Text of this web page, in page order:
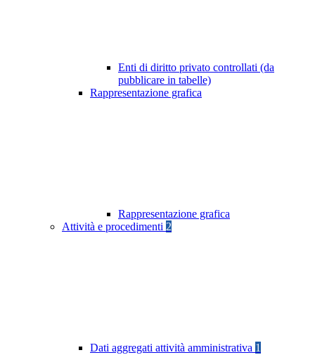
Enti di diritto privato controllati (da
pubblicare in tabelle)
Rappresentazione grafica
Rappresentazione grafica
Attività e procedimenti 2
Dati aggregati attività amministrativa 1